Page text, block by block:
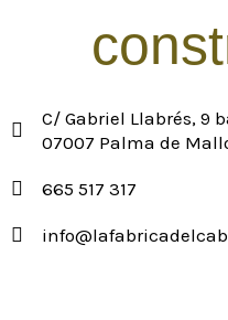
C/ Gabriel Llabrés, 9
07007 Palma de
665 517 317